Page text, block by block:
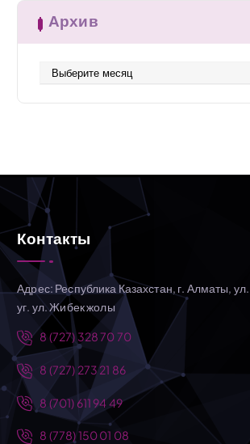
Архив
Контакты
Адрес: Республика Казахстан, г. Алматы,
уг. ул. Жибек жолы
8 (727) 328 70 70
8 (727) 273 21 86
8 (701) 611 94 49
8 (778) 150 01 08